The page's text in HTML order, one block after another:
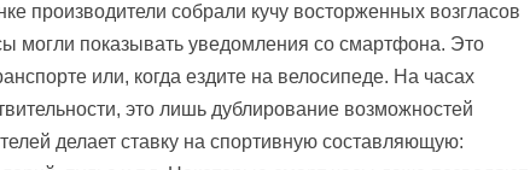
производители собрали кучу восторженных возгласов
могли показывать уведомления со смартфона. Это
или, когда ездите на велосипеде. На часах
это лишь дублирование возможностей
делает ставку на спортивную составляющую: